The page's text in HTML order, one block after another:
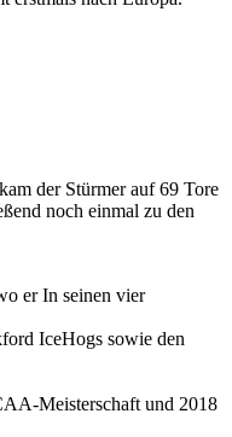
der Stürmer auf 69 Tore
noch einmal zu den
er In seinen vier
IceHogs sowie den
Meisterschaft und 2018